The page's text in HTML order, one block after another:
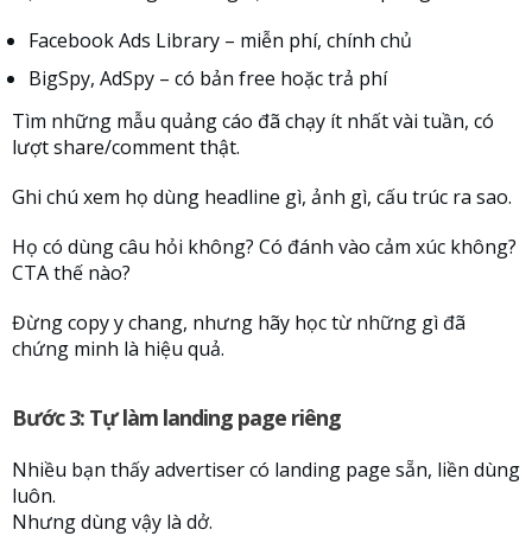
Facebook Ads Library – miễn phí, chính chủ
BigSpy, AdSpy – có bản free hoặc trả phí
Tìm những mẫu quảng cáo đã chạy ít nhất vài tuần, có
lượt share/comment thật.
Ghi chú xem họ dùng headline gì, ảnh gì, cấu trúc ra sao.
Họ có dùng câu hỏi không? Có đánh vào cảm xúc không?
CTA thế nào?
Đừng copy y chang, nhưng hãy học từ những gì đã
chứng minh là hiệu quả.
Bước 3: Tự làm landing page riêng
Nhiều bạn thấy advertiser có landing page sẵn, liền dùng
luôn.
Nhưng dùng vậy là dở.